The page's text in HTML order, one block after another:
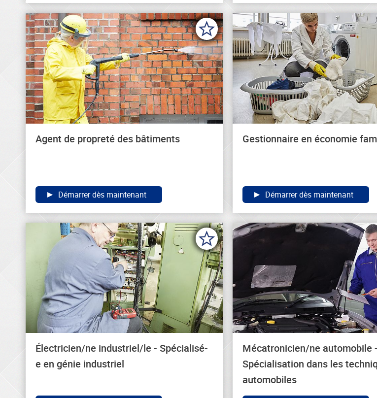
Agent de propreté des bâtiments
Démarrer dès maintenant
Gestionnaire en économie
Démarrer dès maintenant
Électricien/ne industriel/le - Spécialisé-
e en génie industriel
Mécatronicien/ne automobile -
Spécialisation dans les
automobiles